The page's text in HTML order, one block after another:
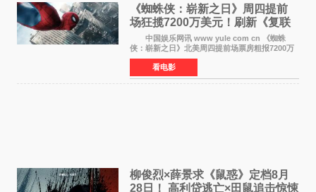
《蜘蛛侠：崭新之日》周四提前
场狂揽7200万美元！刷新《复联
4》保持影史纪录
中国娱乐网讯 www yule com cn 《蜘蛛
侠：崭新之日》北美周四提前场票房粗报7200万
美元，创下影史单片北美提前场票房新纪录——
此前该纪录由《复仇者联盟4：终局之战》的6000
万美元保持，本
看电影
柳俊烈×薛景求《鼠惑》定档8月
28日！ 高利贷逃亡×田鼠追击惊悚